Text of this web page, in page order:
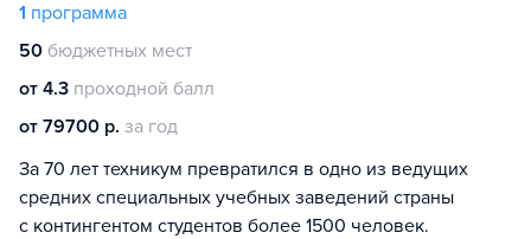
1 программа
50 бюджетных мест
от 4.3 проходной балл
от 79700 р. за год
За 70 лет техникум превратился в одно из ведущих
средних специальных учебных заведений страны
с контингентом студентов более 1500 человек.